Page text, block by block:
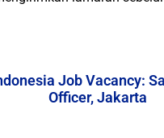
Job Vacancy:
Officer, Jakarta